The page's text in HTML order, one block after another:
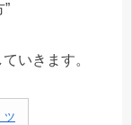
いきます。
ツ